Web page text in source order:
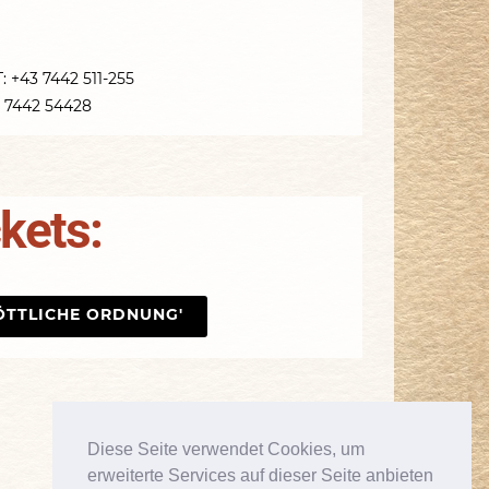
Diese Seite verwendet Cookies, um
erweiterte Services auf dieser Seite anbieten
7442 511-255
54428
ORDNUNG'